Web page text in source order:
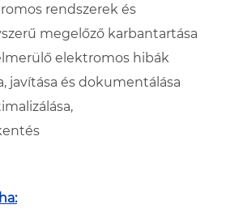
rendszerek és
megelőző karbantartása
elektromos hibák
javítása és dokumentálása